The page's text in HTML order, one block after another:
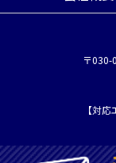
〒030-
【対